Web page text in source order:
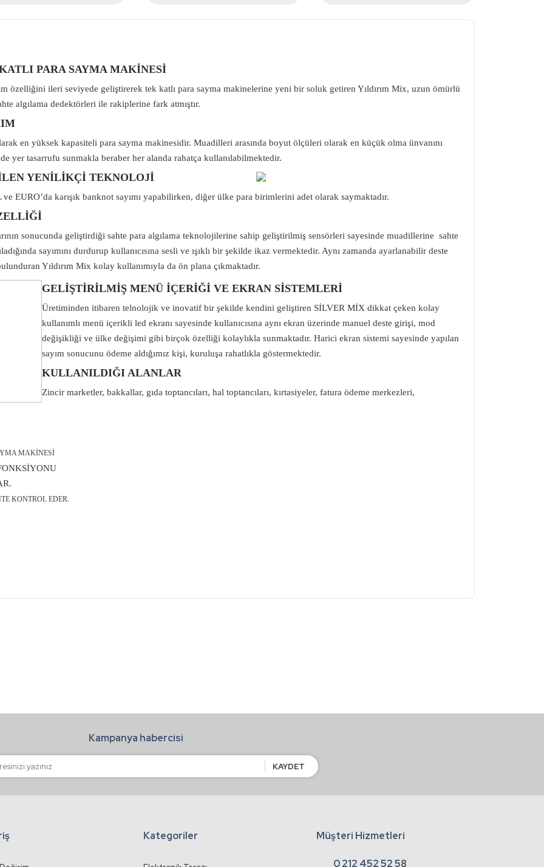
PARA SAYMA MAKİNESİ
özelliğini ileri seviyede geliştirerek tek katlı para sayma makinelerine yeni bir soluk getiren Yıldırım Mix, uzun ömürlü
algılama dedektörleri ile rakiplerine fark atmıştır.
en yüksek kapasiteli para sayma makinesidir. Muadilleri arasında boyut ölçüleri olarak en küçük olma ünvanını
yer tasarrufu sunmakla beraber her alanda rahatça kullanılabilmektedir.
YENİLİKÇİ TEKNOLOJİ
EURO’da karışık banknot sayımı yapabilirken, diğer ülke para birimlerini adet olarak saymaktadır.
sonucunda geliştirdiği sahte para algılama teknolojilerine sahip geliştirilmiş sensörleri sayesinde muadillerine sahte
sayımını durdurup kullanıcısına sesli ve ışıklı bir şekilde ikaz vermektedir. Aynı zamanda ayarlanabilir deste
Yıldırım Mix kolay kullanımıyla da ön plana çıkmaktadır.
GELİŞTİRİLMİŞ MENÜ İÇERİĞİ VE EKRAN SİSTEMLERİ
Üretiminden itibaren telnolojik ve inovatif bir şekilde kendini geliştiren SİLVER MİX dikkat çeken kolay
kullanımlı menü içerikli led ekranı sayesinde kullanıcısına aynı ekran üzerinde manuel deste girişi, mod
değişikliği ve ülke değişimi gibi birçok özelliği kolaylıkla sunmaktadır. Harici ekran sistemi sayesinde yapılan
sayım sonucunu ödeme aldığımız kişi, kuruluşa rahatlıkla göstermektedir.
KULLANILDIĞI ALANLAR
Zincir marketler, bakkallar, gıda toptancıları, hal toptancıları, kırtasiyeler, fatura ödeme merkezleri,
MAKİNESİ
KONTROL EDER.
Kampanya habercisi
KAYDET
Kategoriler Müşteri Hizmetleri
0 212 452 52 58